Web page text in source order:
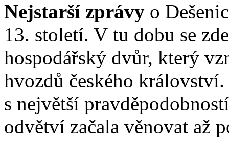
Nejstarší zprávy o
13. století. V tu dobu se
hospodářský dvůr, který
hvozdů českého
s největší
odvětví začala věnovat až